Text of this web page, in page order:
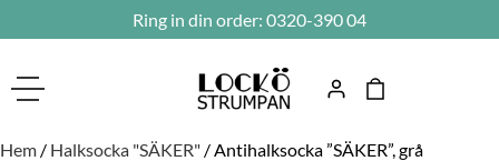
Ring in din order: 0320-390 04
Hem / Halksocka "SÄKER" / Antihalksocka ”SÄKER”, grå